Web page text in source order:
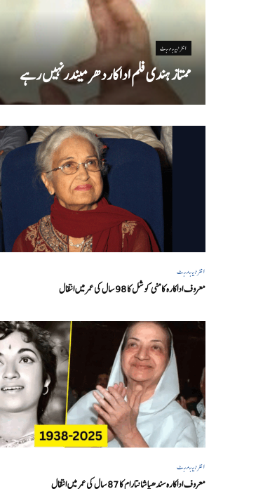
انٹرٹینمنٹ
ممتاز ہندی فلم اداکاردھرمیندرنہیں رہے
انٹرٹینمنٹ
معروف اداکارہ کامنی کوشل کا 98 سال کی عمر میں انتقال
انٹرٹینمنٹ
معروف اداکارہ سندھیا شانتارام کا 87 سال کی عمر میں انتقال